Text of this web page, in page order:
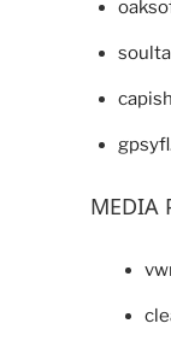
MEDIA